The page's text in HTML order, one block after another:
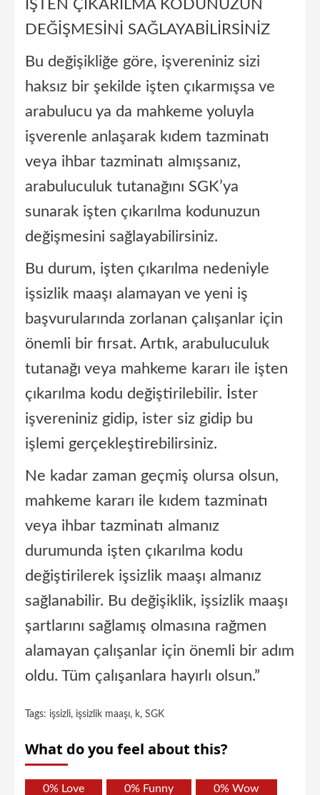
İŞTEN ÇIKARILMA KODUNUZUN
DEĞİŞMESİNİ SAĞLAYABİLİRSİNİZ
Bu değişikliğe göre, işvereniniz sizi
haksız bir şekilde işten çıkarmışsa ve
arabulucu ya da mahkeme yoluyla
işverenle anlaşarak kıdem tazminatı
veya ihbar tazminatı almışsanız,
arabuluculuk tutanağını SGK’ya
sunarak işten çıkarılma kodunuzun
değişmesini sağlayabilirsiniz.
Bu durum, işten çıkarılma nedeniyle
işsizlik maaşı alamayan ve yeni iş
başvurularında zorlanan çalışanlar için
önemli bir fırsat. Artık, arabuluculuk
tutanağı veya mahkeme kararı ile işten
çıkarılma kodu değiştirilebilir. İster
işvereniniz gidip, ister siz gidip bu
işlemi gerçekleştirebilirsiniz.
Ne kadar zaman geçmiş olursa olsun,
mahkeme kararı ile kıdem tazminatı
veya ihbar tazminatı almanız
durumunda işten çıkarılma kodu
değiştirilerek işsizlik maaşı almanız
sağlanabilir. Bu değişiklik, işsizlik maaşı
şartlarını sağlamış olmasına rağmen
alamayan çalışanlar için önemli bir adım
oldu. Tüm çalışanlara hayırlı olsun.”
Tags: işsizli, işsizlik maaşı, k, SGK
What do you feel about this?
0% Love 0% Funny 0% Wow